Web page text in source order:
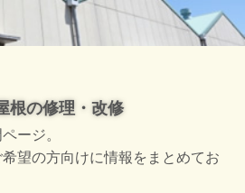
根の修理・改修
ージ。
望の方向けに情報をまとめてお